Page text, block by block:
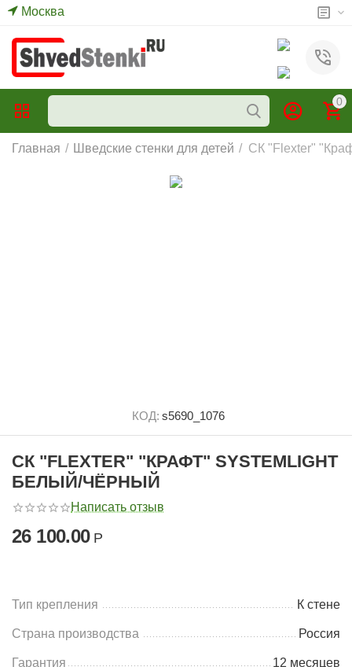
Москва
0
Главная / Шведские стенки для детей / СК "Flexter"
КОД: s5690_1076
СК "FLEXTER" "КРАФТ" SYSTEMLIGHT
БЕЛЫЙ/ЧЁРНЫЙ
Написать отзыв
26 100.00 Р
Тип крепления К стене
Страна производства Россия
Гарантия 12 месяцев